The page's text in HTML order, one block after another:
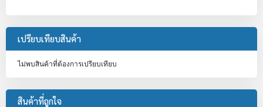
เปรียบเทียบสินค้า
ไม่พบสินค้าที่ต้องการเปรียบเทียบ
สินค้าที่ถูกใจ